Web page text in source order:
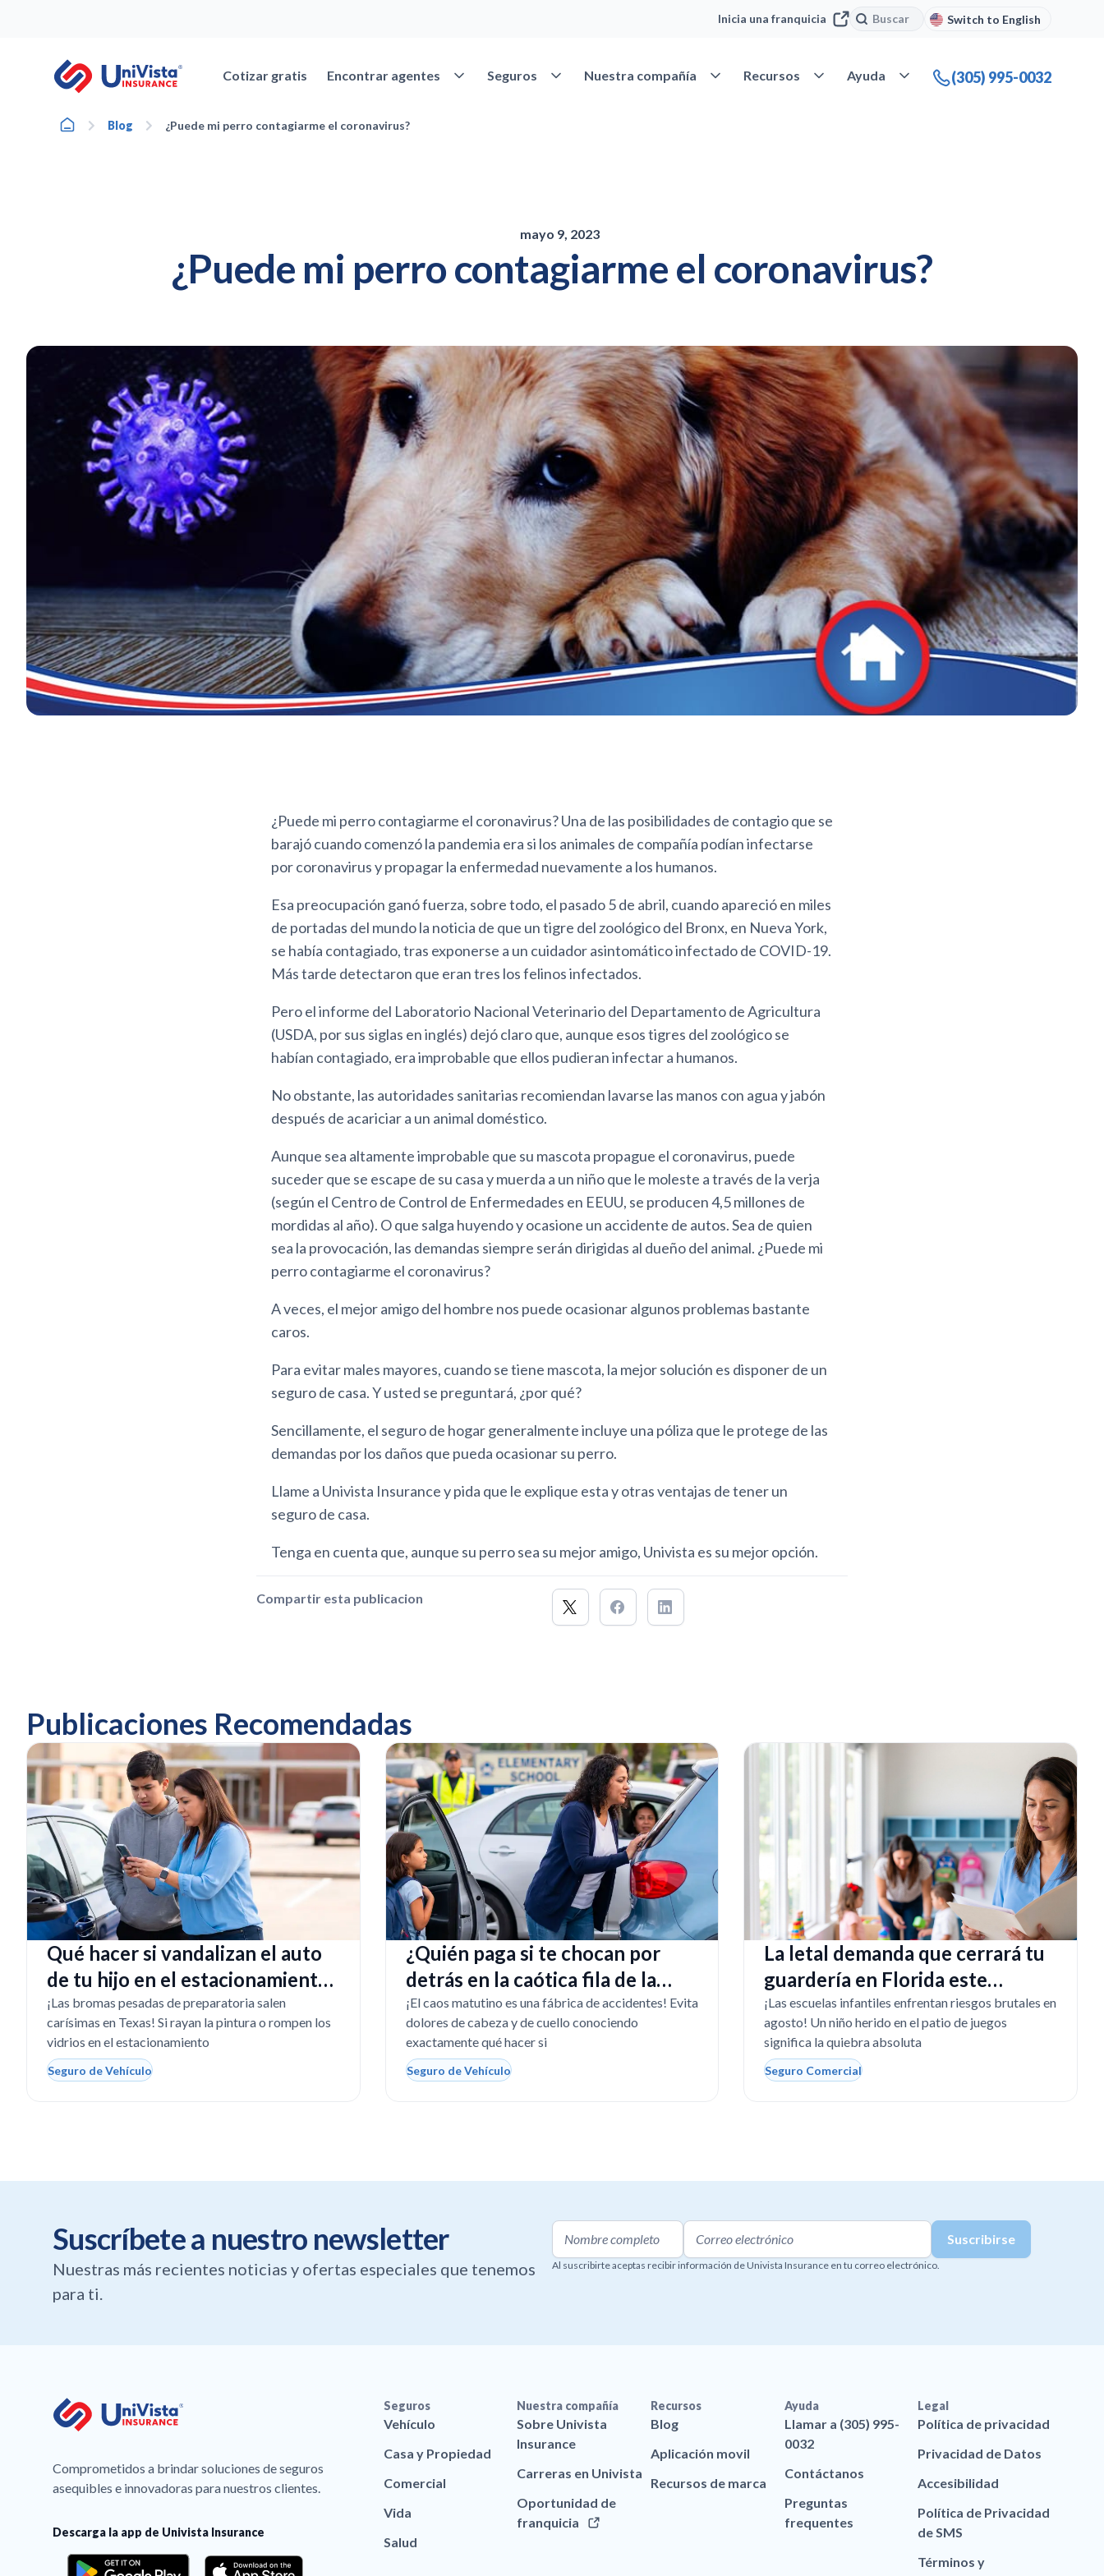
Inicia una franquicia Buscar
Buscar Switch to English
Cotizar gratis Encontrar agentes Abrir Encontrar agentes
Seguros Abrir SegurosNuestra compañía Abrir Nuestra compañía
Recursos Abrir Recursos
Ayuda Abrir Ayuda(305) 995-0032
Home Blog ¿Puede mi perro contagiarme el coronavirus?
mayo 9, 2023
¿Puede mi perro contagiarme el coronavirus?
¿Puede mi perro contagiarme el coronavirus? Una de las posibilidades de contagio que se
barajó cuando comenzó la pandemia era si los animales de compañía podían infectarse
por coronavirus y propagar la enfermedad nuevamente a los humanos.
Esa preocupación ganó fuerza, sobre todo, el pasado 5 de abril, cuando apareció en miles
de portadas del mundo la noticia de que un tigre del zoológico del Bronx, en Nueva York,
se había contagiado, tras exponerse a un cuidador asintomático infectado de COVID-19.
Más tarde detectaron que eran tres los felinos infectados.
Pero el informe del Laboratorio Nacional Veterinario del Departamento de Agricultura
(USDA, por sus siglas en inglés) dejó claro que, aunque esos tigres del zoológico se
habían contagiado, era improbable que ellos pudieran infectar a humanos.
No obstante, las autoridades sanitarias recomiendan lavarse las manos con agua y jabón
después de acariciar a un animal doméstico.
Aunque sea altamente improbable que su mascota propague el coronavirus, puede
suceder que se escape de su casa y muerda a un niño que le moleste a través de la verja
(según el Centro de Control de Enfermedades en EEUU, se producen 4,5 millones de
mordidas al año). O que salga huyendo y ocasione un accidente de autos. Sea de quien
sea la provocación, las demandas siempre serán dirigidas al dueño del animal. ¿Puede mi
perro contagiarme el coronavirus?
A veces, el mejor amigo del hombre nos puede ocasionar algunos problemas bastante
caros.
Para evitar males mayores, cuando se tiene mascota, la mejor solución es disponer de un
seguro de casa. Y usted se preguntará, ¿por qué?
Sencillamente, el seguro de hogar generalmente incluye una póliza que le protege de las
demandas por los daños que pueda ocasionar su perro.
Llame a Univista Insurance y pida que le explique esta y otras ventajas de tener un
seguro de casa.
Tenga en cuenta que, aunque su perro sea su mejor amigo, Univista es su mejor opción.
Compartir esta publicacion
Publicaciones Recomendadas
Qué hacer si vandalizan el auto
de tu hijo en el estacionamiento
de la escuela
¡Las bromas pesadas de preparatoria salen
carísimas en Texas! Si rayan la pintura o rompen los
vidrios en el estacionamiento
Seguro de Vehículo
¿Quién paga si te chocan por
detrás en la caótica fila de la
escuela en Florida?
¡El caos matutino es una fábrica de accidentes! Evita
dolores de cabeza y de cuello conociendo
exactamente qué hacer si
Seguro de Vehículo
La letal demanda que cerrará tu
guardería en Florida este
regreso a clases
¡Las escuelas infantiles enfrentan riesgos brutales en
agosto! Un niño herido en el patio de juegos
significa la quiebra absoluta
Seguro Comercial
Suscríbete a nuestro newsletter
Nuestras más recientes noticias y ofertas especiales que tenemos
para ti.
Al suscribirte aceptas recibir información de Univista Insurance en tu correo electrónico.
Comprometidos a brindar soluciones de seguros
asequibles e innovadoras para nuestros clientes.
Descarga la app de Univista Insurance
Seguros
Vehículo
Casa y Propiedad
Comercial
Vida
Salud
Nuestra compañía
Sobre Univista
Insurance
Carreras en Univista
Oportunidad de
franquicia
Recursos
Blog
Aplicación movil
Recursos de marca
Ayuda
Llamar a (305) 995-
0032
Contáctanos
Preguntas
frequentes
Legal
Política de privacidad
Privacidad de Datos
Accesibilidad
Política de Privacidad
de SMS
Términos y